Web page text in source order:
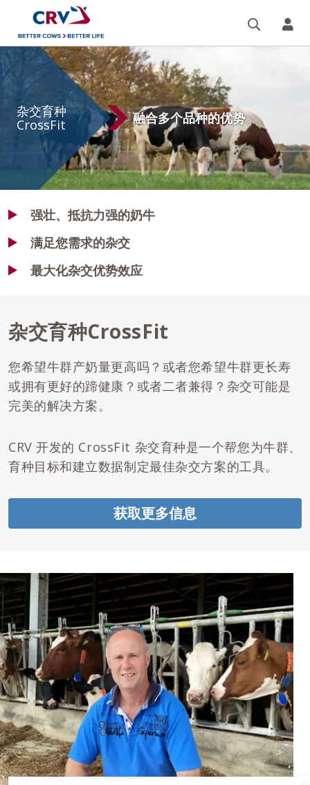
您
杂
交
育
种
杂交育种
CrossFit
融合多个品种的优势
强壮、抵抗力强的奶牛
满足您需求的杂交
最大化杂交优势效应
杂交育种CrossFit
您希望牛群产奶量更高吗？或者您希望牛群更长寿
或拥有更好的蹄健康？或者二者兼得？杂交可能是
完美的解决方案。
CRV 开发的 CrossFit 杂交育种是一个帮您为牛群、
育种目标和建立数据制定最佳杂交方案的工具。
获取更多信息